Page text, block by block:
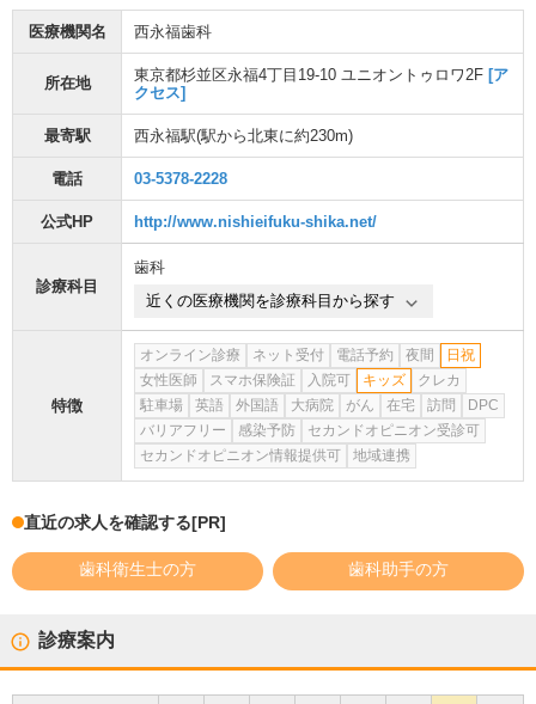
医療機関名 西永福歯科
所在地 東京都杉並区永福4丁目19-10 ユニオントゥロワ2F [ア
クセス]
最寄駅 西永福駅(駅から北東に約230m)
電話 03-5378-2228
公式HP http://www.nishieifuku-shika.net/
診療科目
歯科
近くの医療機関を診療科目から探す
特徴
オンライン診療 ネット受付 電話予約 夜間
日祝
女性医師
スマホ保険証 入院可 キッズ
クレカ
駐車場
英語 外国語 大病院 がん 在宅 訪問
DPC
バリアフリー
感染予防
セカンドオピニオン受診可
セカンドオピニオン情報提供可
地域連携
直近の求人を確認する[PR]
歯科衛生士の方 歯科助手の方
診療案内